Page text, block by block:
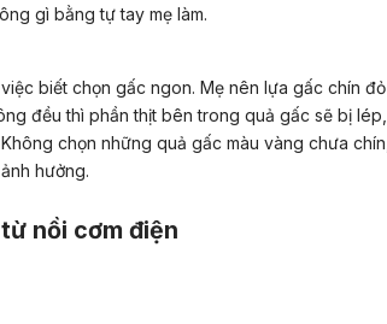
gì bằng tự tay mẹ làm.
biết chọn gấc ngon. Mẹ nên lựa gấc chín đỏ
đều thì phần thịt bên trong quả gấc sẽ bị lép,
chọn những quả gấc màu vàng chưa chín,
hưởng.
nồi cơm điện